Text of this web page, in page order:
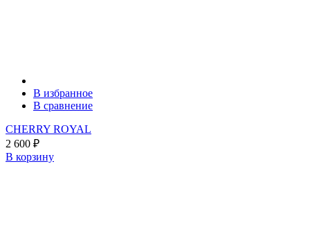
В избранное
В сравнение
CHERRY ROYAL
2 600 ₽
В корзину